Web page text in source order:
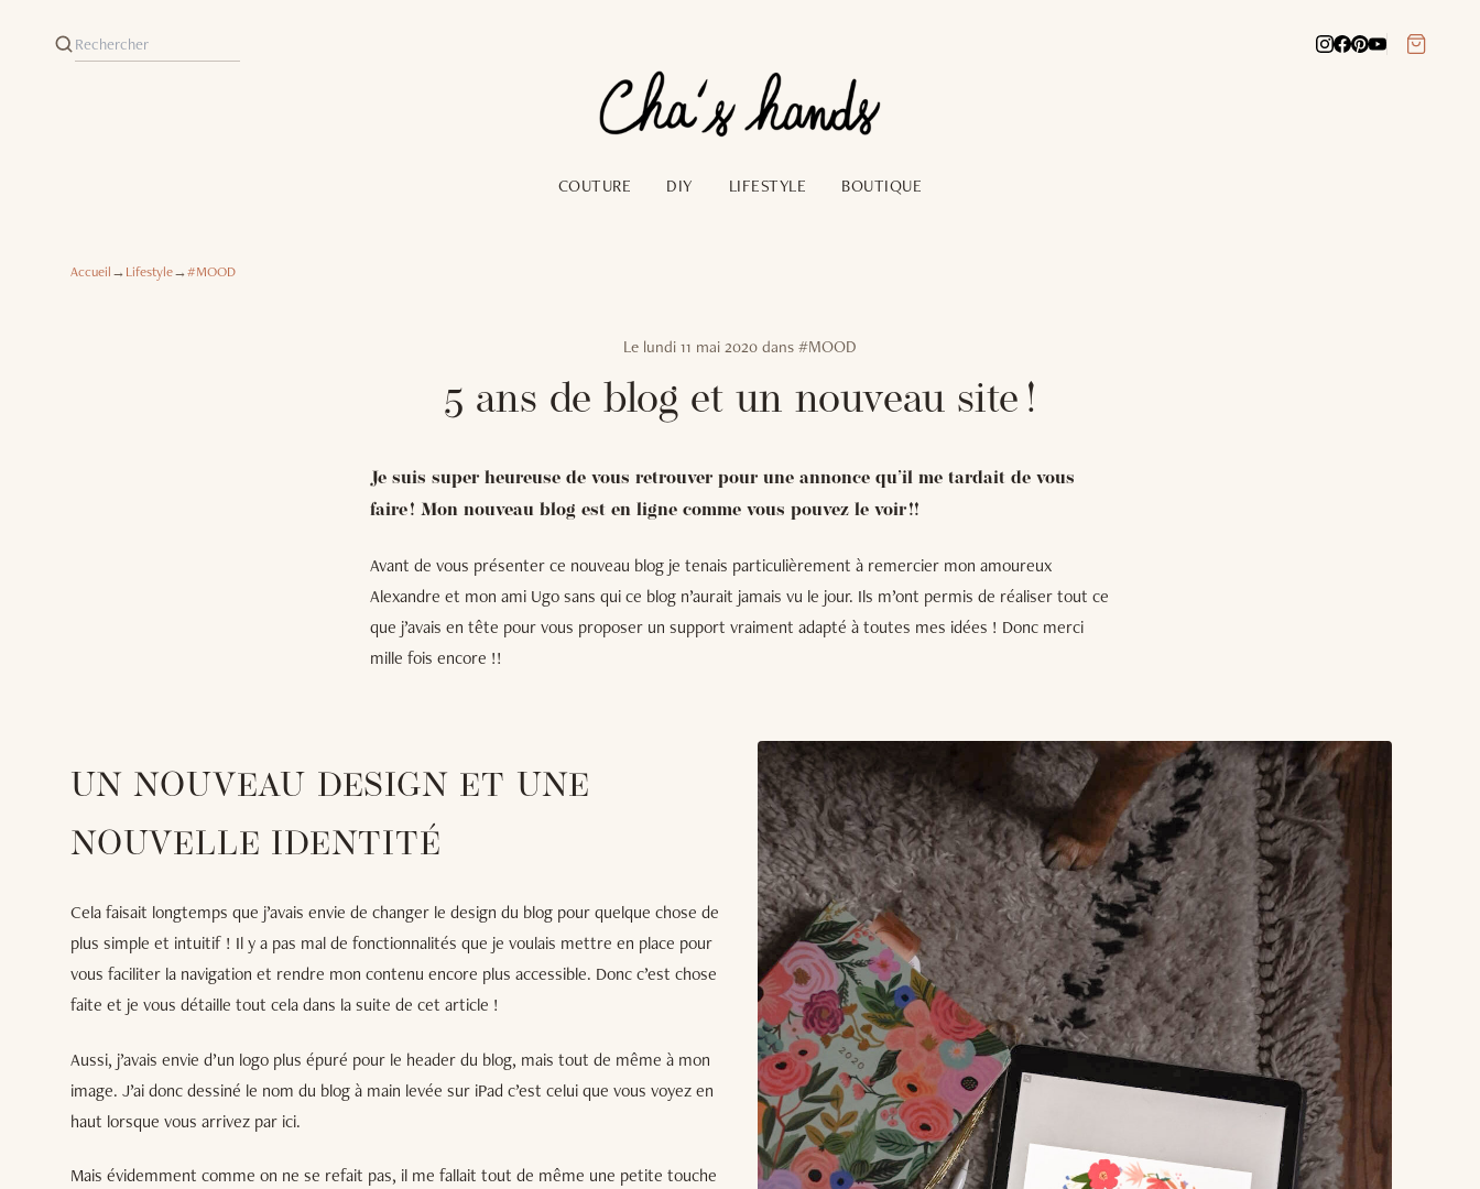
COUTURE DIY LIFESTYLE BOUTIQUE
Accueil→Lifestyle→#MOOD
Le lundi 11 mai 2020 dans #MOOD
5 ans de blog et un nouveau site !
Je suis super heureuse de vous retrouver pour une annonce qu’il me tardait de vous
faire ! Mon nouveau blog est en ligne comme vous pouvez le voir !!
Avant de vous présenter ce nouveau blog je tenais particulièrement à remercier mon amoureux
Alexandre et mon ami Ugo sans qui ce blog n’aurait jamais vu le jour. Ils m’ont permis de réaliser tout ce
que j’avais en tête pour vous proposer un support vraiment adapté à toutes mes idées ! Donc merci
mille fois encore !!
UN NOUVEAU DESIGN ET UNE
NOUVELLE IDENTITÉ
Cela faisait longtemps que j’avais envie de changer le design du blog pour quelque chose de
plus simple et intuitif ! Il y a pas mal de fonctionnalités que je voulais mettre en place pour
vous faciliter la navigation et rendre mon contenu encore plus accessible. Donc c’est chose
faite et je vous détaille tout cela dans la suite de cet article !
Aussi, j’avais envie d’un logo plus épuré pour le header du blog, mais tout de même à mon
image. J’ai donc dessiné le nom du blog à main levée sur iPad c’est celui que vous voyez en
haut lorsque vous arrivez par ici.
Mais évidemment comme on ne se refait pas, il me fallait tout de même une petite touche